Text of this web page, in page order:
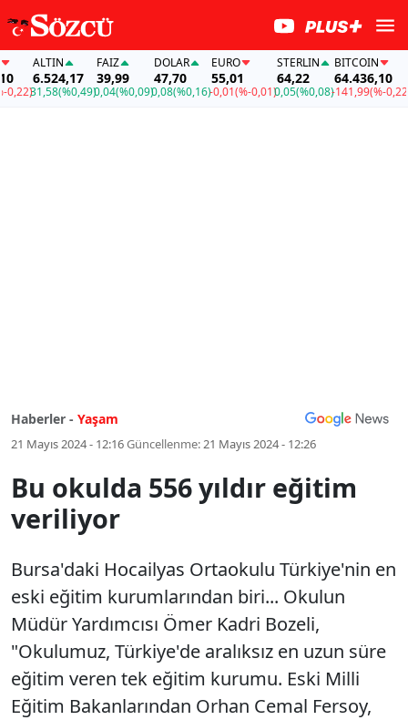
ALTIN
6.524,17
(%0,49)
FAİZ
39,99
0,04(%0,09)
DOLAR
47,70
0,08(%0,16)
EURO
55,01
-0,01(%-0,01)
STERLIN
64,22
0,05(%0,08)
BITCOIN
64.436,10
-141,99(%-0,22)31,58
Haberler - Yaşam
21 Mayıs 2024 - 12:16Güncellenme:21 Mayıs 2024 - 12:26
Bu okulda 556 yıldır eğitim
veriliyor
Bursa'daki Hocailyas Ortaokulu Türkiye'nin en
eski eğitim kurumlarından biri... Okulun
Müdür Yardımcısı Ömer Kadri Bozeli,
"Okulumuz, Türkiye'de aralıksız en uzun süre
eğitim veren tek eğitim kurumu. Eski Milli
Eğitim Bakanlarından Orhan Cemal Fersoy,